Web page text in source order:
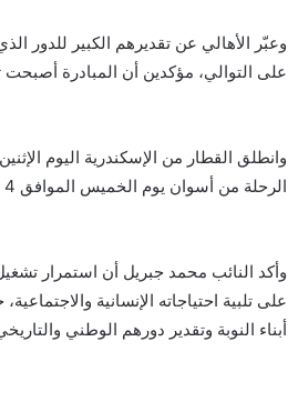
وعبّر الأهالي عن تقديرهم الكبير للدور
على التوالي، مؤكدين أن المبادرة أصبحت
الرحلة من أسوان يوم الخميس الموافق 4 يونيو 2026.
وأكد النائب محمد جبريل أن استمرار
على تلبية احتياجاته الإنسانية
أبناء النوبة وتقدير دورهم الوطني